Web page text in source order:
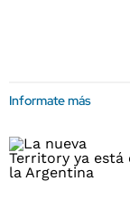
Informate más